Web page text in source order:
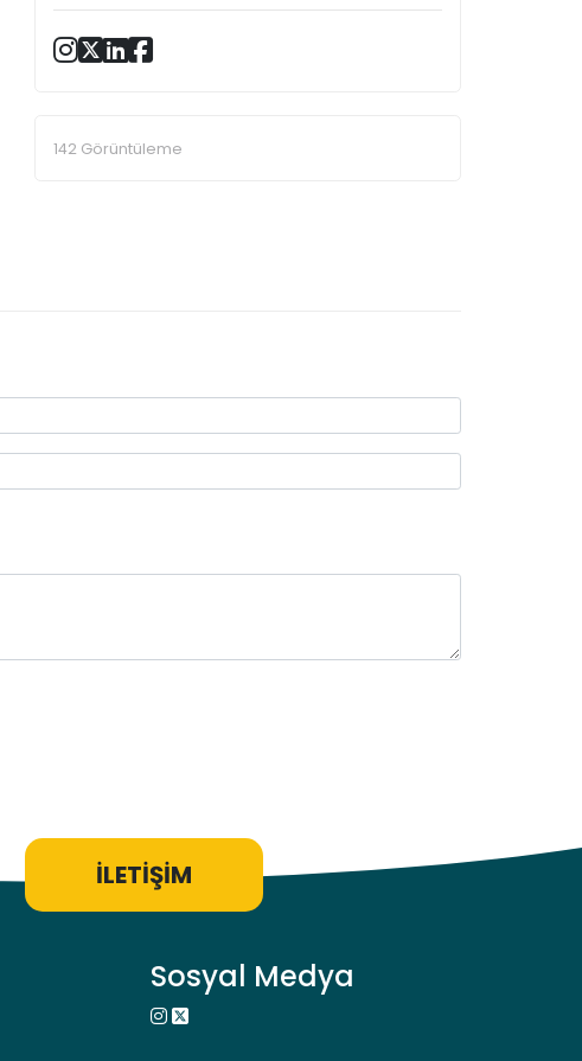
142 Görüntüleme
İLETİŞİM
Sosyal Medya